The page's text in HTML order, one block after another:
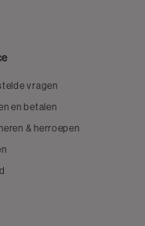
vragen
en betalen
& herroepen